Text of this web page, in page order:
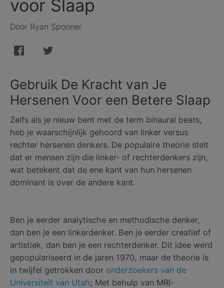
voor Slaap
Door Ryan Spooner
Gebruik De Kracht van Je
Hersenen Voor een Betere Slaap
Zelfs als je nieuw bent met de term binaural beats,
heb je waarschijnlijk gehoord van linker versus
rechter hersenen denkers. De populaire theorie stelt
dat er mensen zijn die linker- of rechterdenkers zijn,
wat betekent dat de ene kant van hun hersenen
dominant is over de andere kant.
Ben je eerder analytische en methodische denker,
dan ben je een linkerdenker. Ben je eerder creatief of
artistiek, dan ben je een rechterdenker. Dit idee werd
gepopulariseerd in de jaren 1970, maar de theorie is
in twijfel getrokken door onderzoekers van de
Universiteit van Utah; Met behulp van MRI-